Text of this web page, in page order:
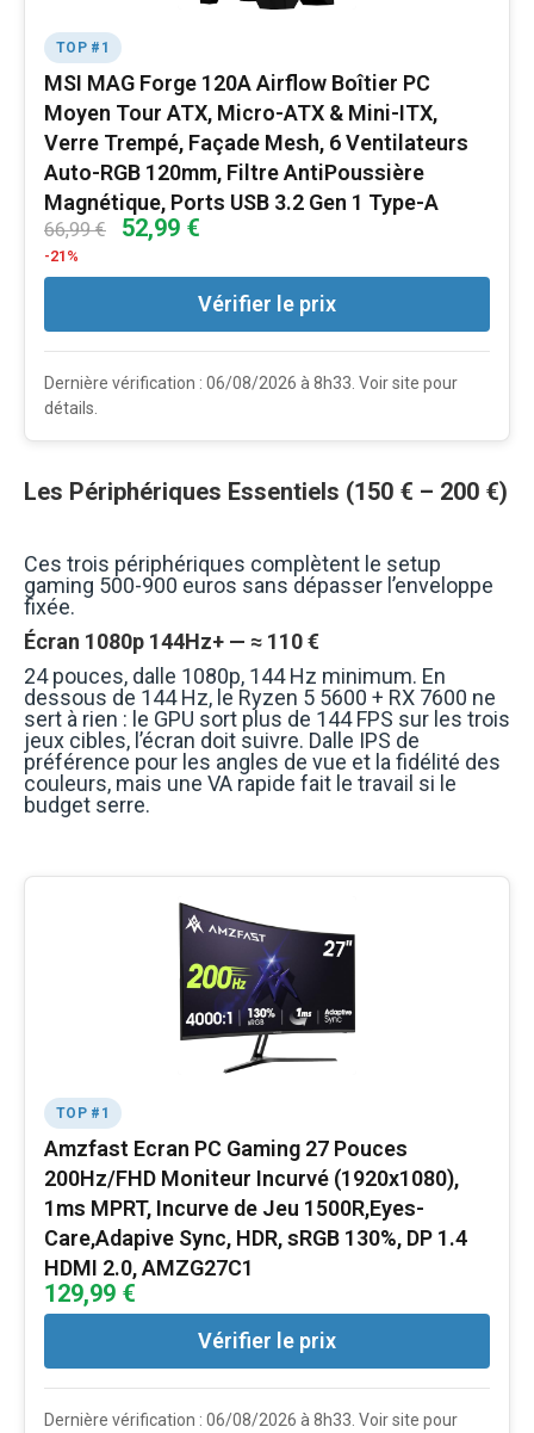
TOP #1
MSI MAG Forge 120A Airflow Boîtier PC
Moyen Tour ATX, Micro-ATX & Mini-ITX,
Verre Trempé, Façade Mesh, 6 Ventilateurs
Auto-RGB 120mm, Filtre AntiPoussière
Magnétique, Ports USB 3.2 Gen 1 Type-A
66,99 € 52,99 €
-21%
Vérifier le prix
Dernière vérification : 06/08/2026 à 8h33. Voir site pour
détails.
Les Périphériques Essentiels (150 € – 200 €)
Ces trois périphériques complètent le setup
gaming 500-900 euros sans dépasser l’enveloppe
fixée.
Écran 1080p 144Hz+ — ≈ 110 €
24 pouces, dalle 1080p, 144 Hz minimum. En
dessous de 144 Hz, le Ryzen 5 5600 + RX 7600 ne
sert à rien : le GPU sort plus de 144 FPS sur les trois
jeux cibles, l’écran doit suivre. Dalle IPS de
préférence pour les angles de vue et la fidélité des
couleurs, mais une VA rapide fait le travail si le
budget serre.
TOP #1
Amzfast Ecran PC Gaming 27 Pouces
200Hz/FHD Moniteur Incurvé (1920x1080),
1ms MPRT, Incurve de Jeu 1500R,Eyes-
Care,Adapive Sync, HDR, sRGB 130%, DP 1.4
HDMI 2.0, AMZG27C1
129,99 €
Vérifier le prix
Dernière vérification : 06/08/2026 à 8h33. Voir site pour